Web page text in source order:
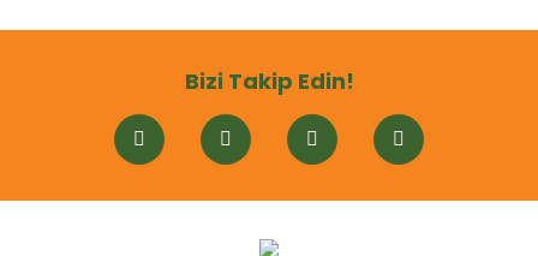
Bizi Takip Edin!